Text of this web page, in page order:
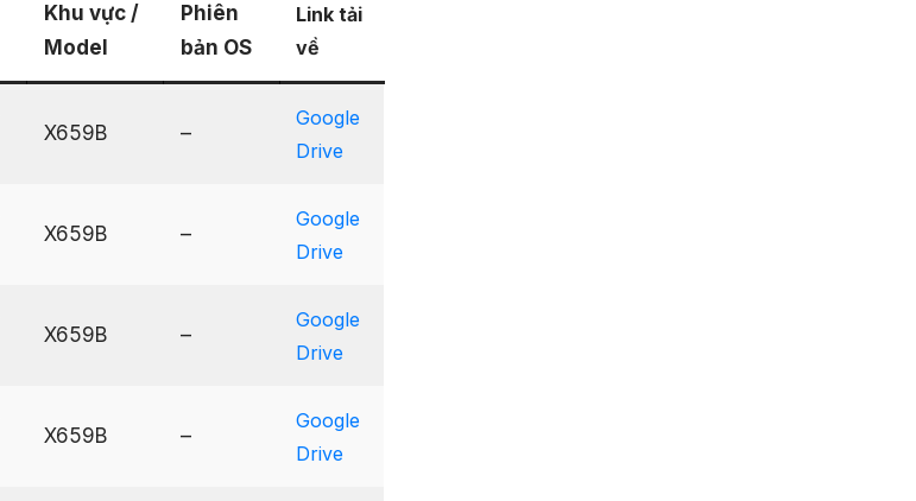
Khu vực /
Model
Phiên
bản OS
Link tải
về
X659B –
Google
Drive
X659B –
Google
Drive
X659B –
Google
Drive
X659B –
Google
Drive